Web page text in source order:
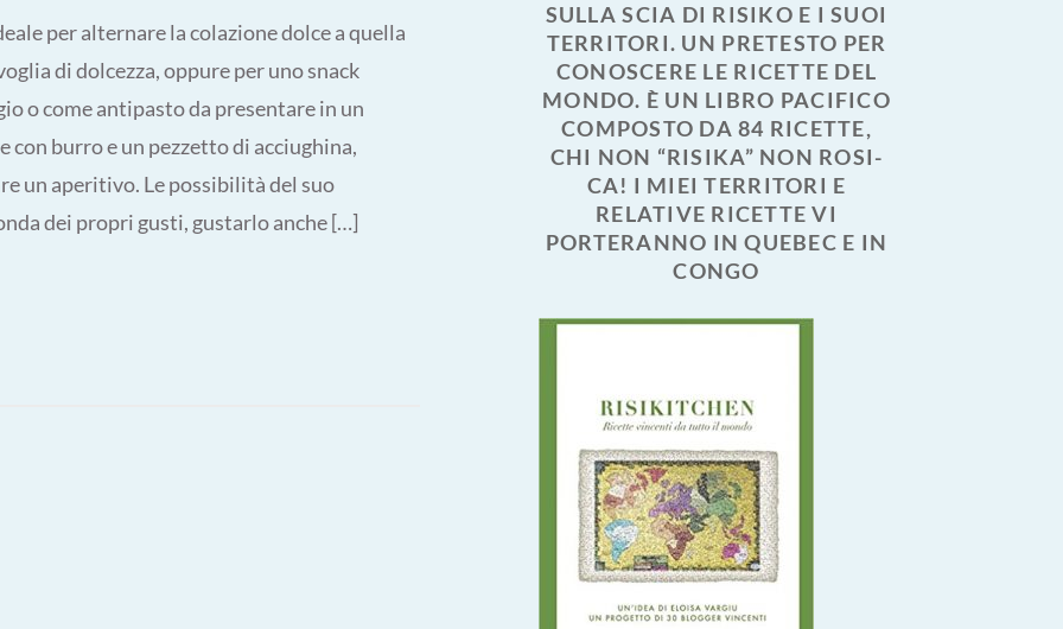
per alternare la colazione dolce a quella
di dolcezza, oppure per uno snack
o come antipasto da presentare in un
con burro e un pezzetto di acciughina,
un aperitivo. Le possibilità del suo
dei propri gusti, gustarlo anche […]
SULLA SCIA DI RISIKO E I SUOI
TERRITORI. UN PRETESTO PER
CONOSCERE LE RICETTE DEL
MONDO. È UN LIBRO PACIFICO
COMPOSTO DA 84 RICETTE,
CHI NON “RISIKA” NON ROSI-
CA! I MIEI TERRITORI E
RELATIVE RICETTE VI
PORTERANNO IN QUEBEC E IN
CONGO